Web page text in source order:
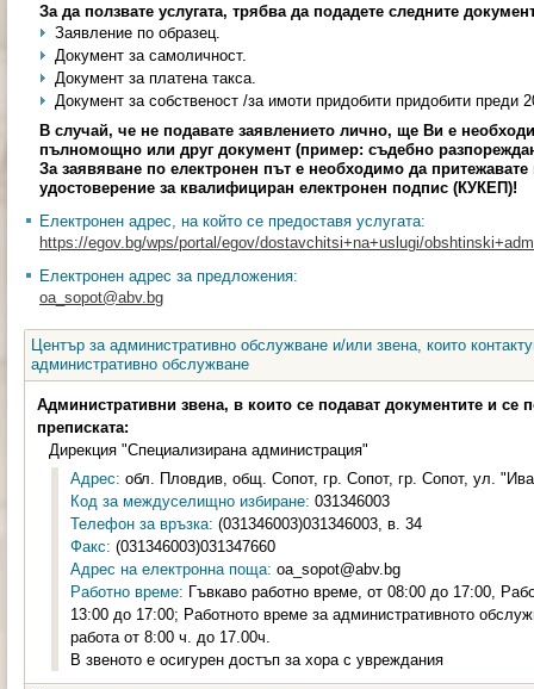
За да ползвате услугата, трябва да подадете следните
Заявление по образец.
Документ за самоличност.
Документ за платена такса.
Документ за собственост /за имоти придобити придобити преди
В случай, че не подавате заявлението лично, ще Ви е
пълномощно или друг документ (пример: съдебно
За заявяване по електронен път е необходимо да
удостоверение за квалифициран електронен подпис (КУКЕП)!
Електронен адрес, на който се предоставя услугата:
https://egov.bg/wps/portal/egov/dostavchitsi+na+uslugi/
Електронен адрес за предложения:
oa_sopot@abv.bg
Център за административно обслужване и/или звена, които
административно обслужване
Административни звена, в които се подават документите и се
преписката:
Дирекция "Специализирана администрация"
Адрес: обл. Пловдив, общ. Сопот, гр. Сопот, гр. Сопот, ул.
Код за междуселищно избиране: 031346003
Телефон за връзка: (031346003)031346003, в. 34
Факс: (031346003)031347660
Адрес на електронна поща: oa_sopot@abv.bg
Работно време: Гъвкаво работно време, от 08:00 до 17:00,
13:00 до 17:00; Работното време за административното
работа от 8:00 ч. до 17.00ч.
В звеното е осигурен достъп за хора с увреждания